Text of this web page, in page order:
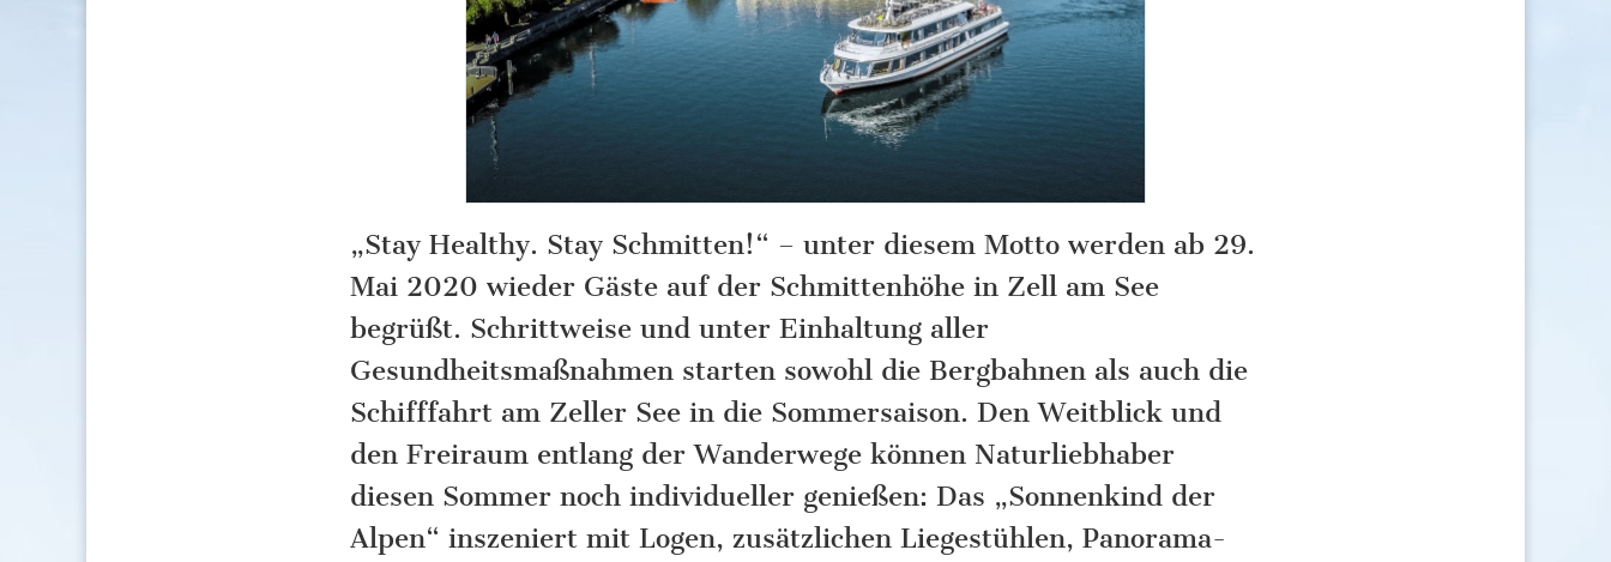
„Stay Healthy. Stay Schmitten!“ – unter diesem Motto werden ab 29.
Mai 2020 wieder Gäste auf der Schmittenhöhe in Zell am See
begrüßt. Schrittweise und unter Einhaltung aller
Gesundheitsmaßnahmen starten sowohl die Bergbahnen als auch die
Schifffahrt am Zeller See in die Sommersaison. Den Weitblick und
den Freiraum entlang der Wanderwege können Naturliebhaber
diesen Sommer noch individueller genießen: Das „Sonnenkind der
Alpen“ inszeniert mit Logen, zusätzlichen Liegestühlen, Panorama-